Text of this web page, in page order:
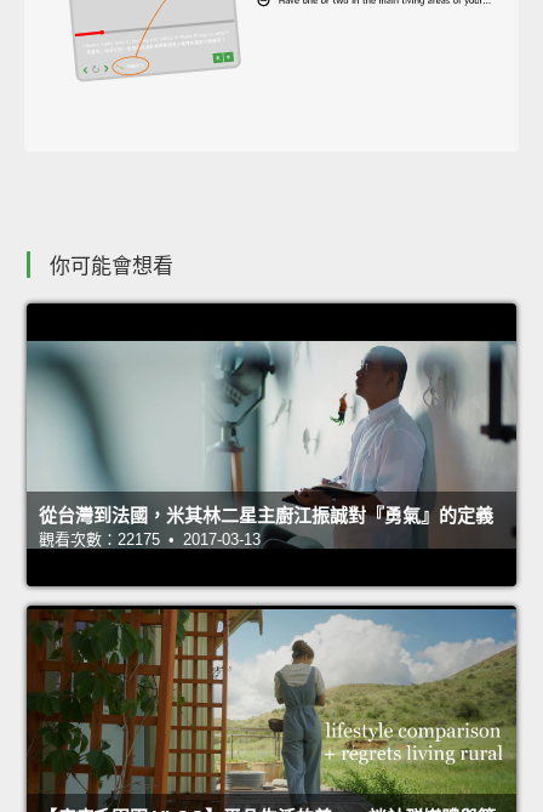
你可能會想看
從台灣到法國，米其林二星主廚江振誠對『勇氣』的定義
觀看次數：22175 • 2017-03-13